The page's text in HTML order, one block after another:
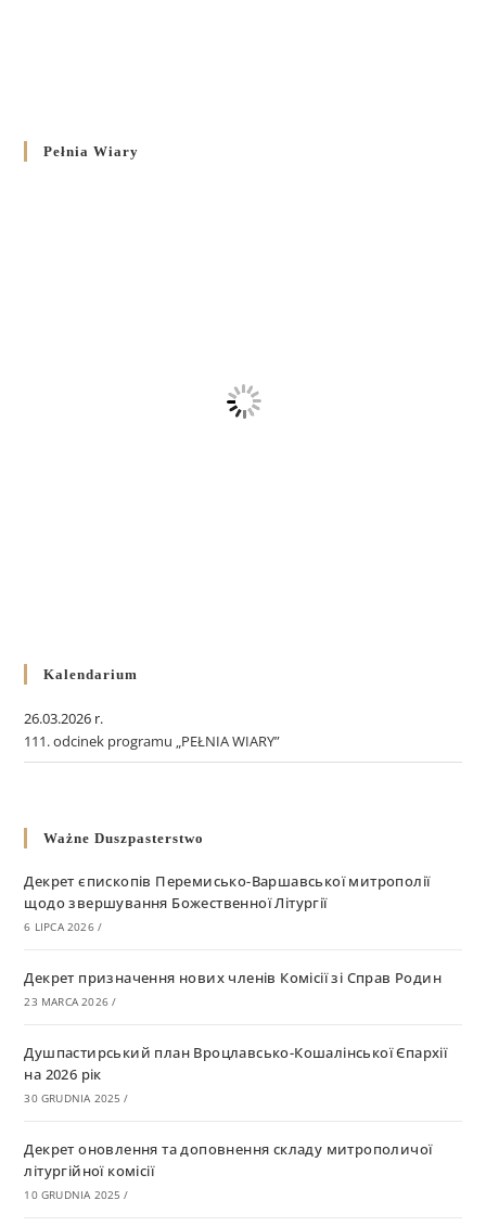
Pełnia Wiary
Kalendarium
26.03.2026 r.
111. odcinek programu „PEŁNIA WIARY”
Ważne Duszpasterstwo
Декрет єпископів Перемисько-Варшавської митрополії
щодо звершування Божественної Літургії
6 LIPCA 2026 /
Декрет призначення нових членів Комісії зі Справ Родин
23 MARCA 2026 /
Душпастирський план Вроцлавсько-Кошалінської Єпархії
на 2026 рік
30 GRUDNIA 2025 /
Декрет оновлення та доповнення складу митрополичої
літургійної комісії
10 GRUDNIA 2025 /